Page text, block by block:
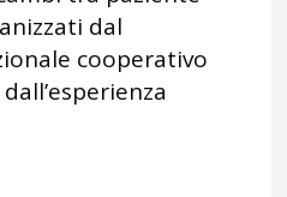
dal
cooperativo